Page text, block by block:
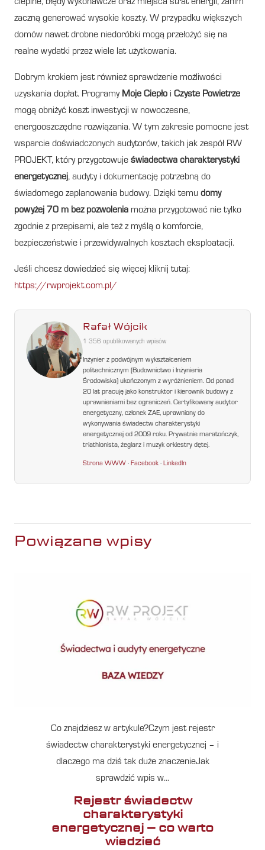
cieplne, błędy wykonawcze oraz miejsca strat energii, zanim
zaczną generować wysokie koszty. W przypadku większych
domów nawet drobne niedoróbki mogą przełożyć się na
realne wydatki przez wiele lat użytkowania.
Dobrym krokiem jest również sprawdzenie możliwości
uzyskania dopłat. Programy Moje Ciepło i Czyste Powietrze
mogą obniżyć koszt inwestycji w nowoczesne,
energooszczędne rozwiązania. W tym zakresie pomocne jest
wsparcie doświadczonych audytorów, takich jak zespół RW
PROJEKT, który przygotowuje świadectwa charakterystyki
energetycznej, audyty i dokumentację potrzebną do
świadomego zaplanowania budowy. Dzięki temu domy
powyżej 70 m bez pozwolenia można przygotować nie tylko
zgodnie z przepisami, ale też z myślą o komforcie,
bezpieczeństwie i przewidywalnych kosztach eksploatacji.
Jeśli chcesz dowiedzieć się więcej kliknij tutaj:
https://rwprojekt.com.pl/
Rafał Wójcik
1 356 opublikowanych wpisów
Inżynier z podwójnym wykształceniem
politechnicznym (Budownictwo i Inżynieria
Środowiska) ukończonym z wyróżnieniem. Od ponad
20 lat pracuję jako konstruktor i kierownik budowy z
uprawnieniami bez ograniczeń. Certyfikowany audytor
energetyczny, członek ZAE, uprawniony do
wykonywania świadectw charakterystyki
energetycznej od 2009 roku. Prywatnie maratończyk,
triathlonista, żeglarz i muzyk orkiestry dętej.
Strona WWW ·Facebook ·LinkedIn
Powiązane wpisy
Co znajdziesz w artykule?Czym jest rejestr
świadectw charakterystyki energetycznej – i
dlaczego ma dziś tak duże znaczenieJak
sprawdzić wpis w…
Rejestr świadectw
charakterystyki
energetycznej – co warto
wiedzieć